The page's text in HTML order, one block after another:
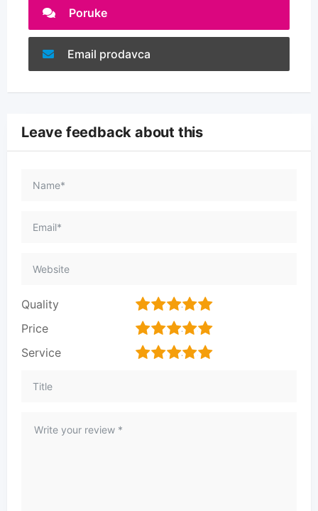
Poruke
Email prodavca
Leave feedback about this
Quality 5
4
3
2
Price 5
4
3
2
Service 5
4
3
2